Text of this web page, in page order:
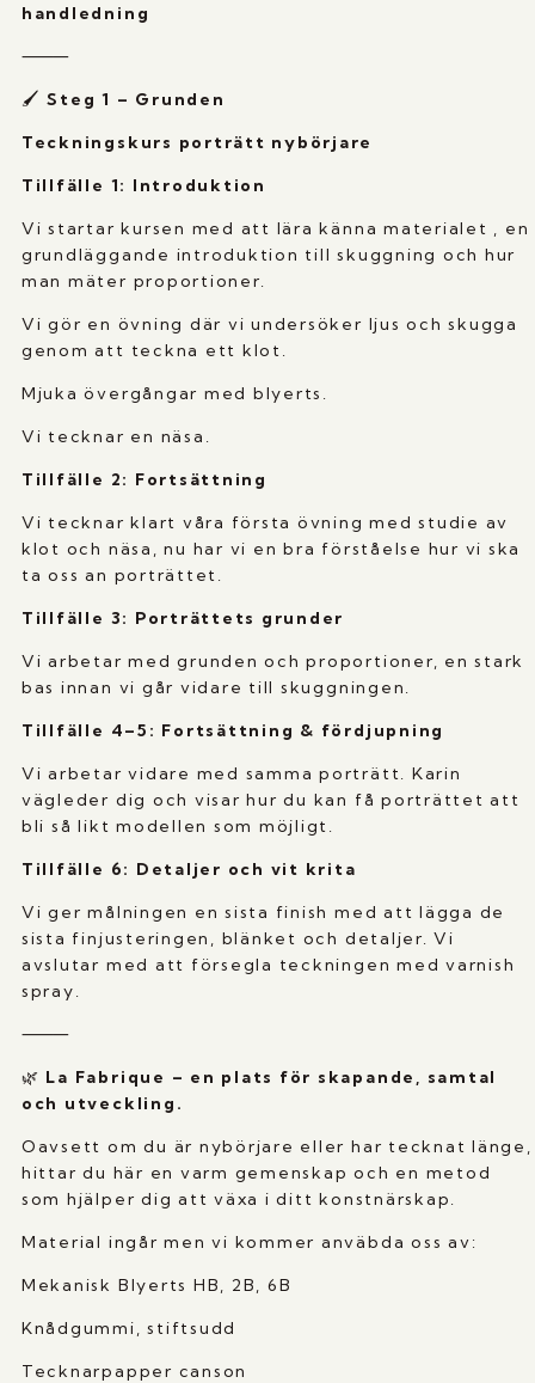
handledning
⸻
🖌️ Steg 1 – Grunden
Teckningskurs porträtt nybörjare
Tillfälle 1: Introduktion
Vi startar kursen med att lära känna materialet , en
grundläggande introduktion till skuggning och hur
man mäter proportioner.
Vi gör en övning där vi undersöker ljus och skugga
genom att teckna ett klot.
Mjuka övergångar med blyerts.
Vi tecknar en näsa.
Tillfälle 2: Fortsättning
Vi tecknar klart våra första övning med studie av
klot och näsa, nu har vi en bra förståelse hur vi ska
ta oss an porträttet.
Tillfälle 3: Porträttets grunder
Vi arbetar med grunden och proportioner, en stark
bas innan vi går vidare till skuggningen.
Tillfälle 4–5: Fortsättning & fördjupning
Vi arbetar vidare med samma porträtt. Karin
vägleder dig och visar hur du kan få porträttet att
bli så likt modellen som möjligt.
Tillfälle 6: Detaljer och vit krita
Vi ger målningen en sista finish med att lägga de
sista finjusteringen, blänket och detaljer. Vi
avslutar med att försegla teckningen med varnish
spray.
⸻
🌿 La Fabrique – en plats för skapande, samtal
och utveckling.
Oavsett om du är nybörjare eller har tecknat länge,
hittar du här en varm gemenskap och en metod
som hjälper dig att växa i ditt konstnärskap.
Material ingår men vi kommer anväbda oss av:
Mekanisk Blyerts HB, 2B, 6B
Knådgummi, stiftsudd
Tecknarpapper canson